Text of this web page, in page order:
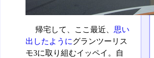
帰宅して、ここ最近、 思い
出したようにグランツーリス
モ3に取り組むイッペイ。自